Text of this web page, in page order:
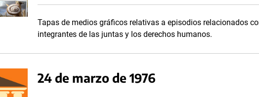
Tapas de medios gráficos relativas a episodios relacionados
integrantes de las juntas y los derechos humanos.
24 de marzo de 1976